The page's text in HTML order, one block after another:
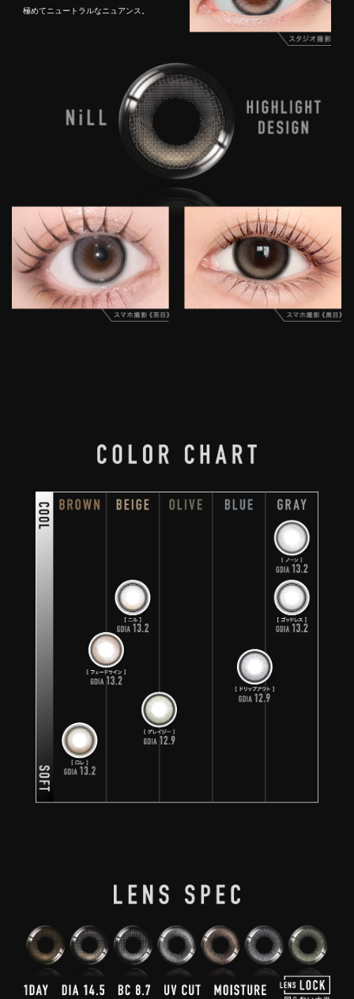
極めてニュートラルなニュアンス。